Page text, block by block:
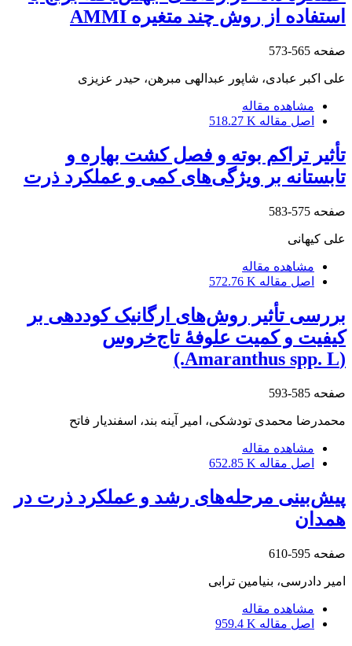
استفاده از روش چند متغیره AMMI
صفحه 565-573
علی اکبر عبادی، شاپور عبدالهی مبرهن، حیدر عزیزی
مشاهده مقاله
اصل مقاله 518.27 K
تأثیر تراکم بوته و فصل کشت بهاره و
تابستانه بر ویژگی‌های کمی و عملکرد ذرت
صفحه 575-583
علی کیهانی
مشاهده مقاله
اصل مقاله 572.76 K
بررسی تأثیر روش‌های ارگانیک کوددهی بر
کیفیت و کمیت علوفۀ تاج‌خروس
(Amaranthus spp. L.)
صفحه 585-593
محمدرضا محمدی تودشکی، امیر آینه بند، اسفندیار فاتح
مشاهده مقاله
اصل مقاله 652.85 K
پیش‌بینی مرحله‌های رشد و عملکرد ذرت در
همدان
صفحه 595-610
امیر دادرسی، بنیامین ترابی
مشاهده مقاله
اصل مقاله 959.4 K